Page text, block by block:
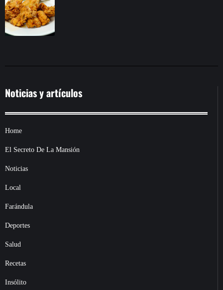
Noticias y artículos
Home
El Secreto De La Mansión
Noticias
Local
Farándula
Deportes
Salud
Recetas
Insólito